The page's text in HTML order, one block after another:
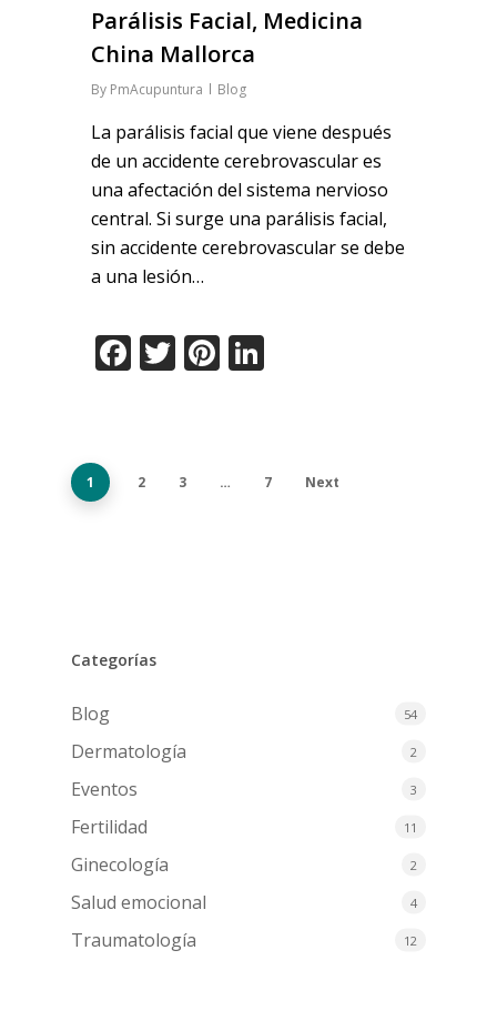
Parálisis Facial, Medicina
China Mallorca
By PmAcupuntura Blog
La parálisis facial que viene después
de un accidente cerebrovascular es
una afectación del sistema nervioso
central. Si surge una parálisis facial,
sin accidente cerebrovascular se debe
a una lesión…
Facebook
TwitterPinterest
1 2 3 … 7 Next
Categorías
Blog 54
Dermatología 2
Eventos 3
Fertilidad 11
Ginecología 2
Salud emocional 4
Traumatología 12